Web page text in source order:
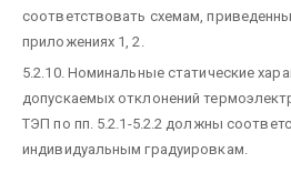
соответствовать схемам,
приложениях 1, 2.
5.2.10. Номинальные статические
допускаемых отклонений
ТЭП по пп. 5.2.1-5.2.2 должны
индивидуальным градуировкам.